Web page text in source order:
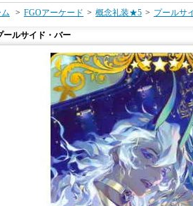
> FGOアーケード > 概念礼装★5 > プールサ
ールサイド・バー